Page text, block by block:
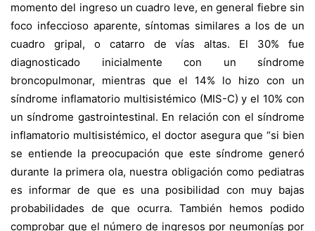
momento del ingreso un cuadro leve, en general fiebre sin
foco infeccioso aparente, síntomas similares a los de un
cuadro gripal, o catarro de vías altas. El 30% fue
diagnosticado inicialmente con un síndrome
broncopulmonar, mientras que el 14% lo hizo con un
síndrome inflamatorio multisistémico (MIS-C) y el 10% con
un síndrome gastrointestinal. En relación con el síndrome
inflamatorio multisistémico, el doctor asegura que “si bien
se entiende la preocupación que este síndrome generó
durante la primera ola, nuestra obligación como pediatras
es informar de que es una posibilidad con muy bajas
probabilidades de que ocurra. También hemos podido
comprobar que el número de ingresos por neumonías por